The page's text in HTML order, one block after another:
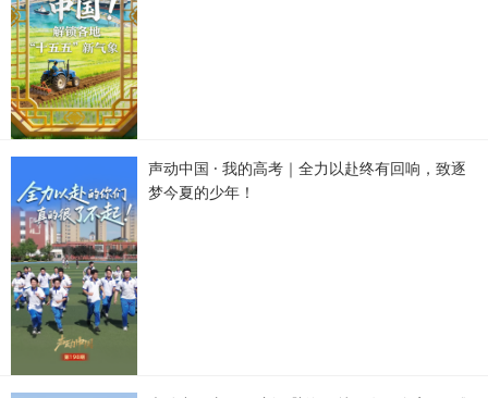
声动中国 · 我的高考｜全力以赴终有回响，致逐
梦今夏的少年！